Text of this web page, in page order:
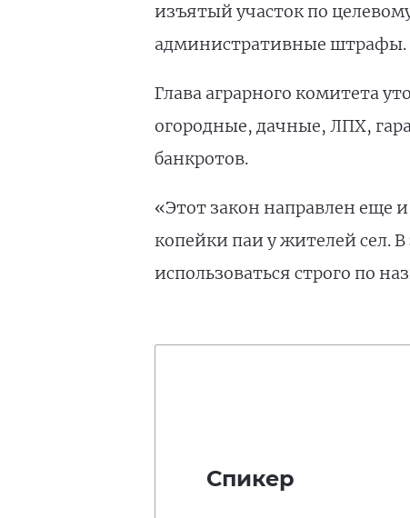
изъятый участок по
административные штрафы.
Глава аграрного комитета
огородные, дачные, ЛПХ,
банкротов.
«Этот закон направлен еще
копейки паи у жителей сел.
использоваться строго по
Спикер